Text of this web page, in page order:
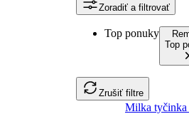
Zoradiť a filtrovať
Top ponuky
Top
Zrušiť filtre
Milka tyčinka